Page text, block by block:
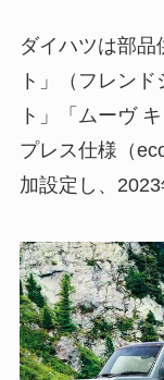
ダイハツは部
ト」（フレン
ト」「ムーヴ
プレス仕様（
加設定し、2023